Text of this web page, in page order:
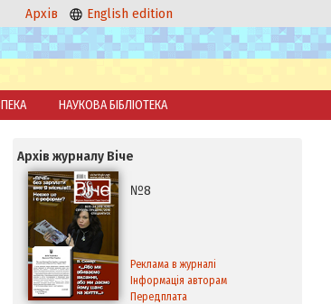
Архів English edition
НАУКОВА БІБЛІОТЕКА
Архів журналу Віче
№8
Реклама в журналі
Інформація авторам
Передплата